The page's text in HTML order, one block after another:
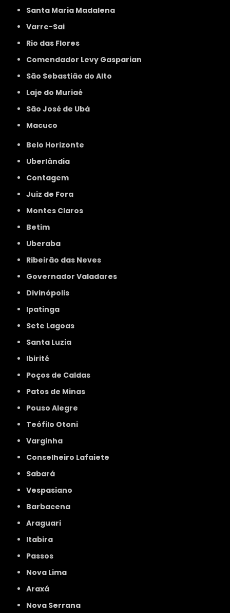
Santa Maria Madalena
Varre-Sai
Rio das Flores
Comendador Levy Gasparian
São Sebastião do Alto
Laje do Muriaé
São José de Ubá
Macuco
Belo Horizonte
Uberlândia
Contagem
Juiz de Fora
Montes Claros
Betim
Uberaba
Ribeirão das Neves
Governador Valadares
Divinópolis
Ipatinga
Sete Lagoas
Santa Luzia
Ibirité
Poços de Caldas
Patos de Minas
Pouso Alegre
Teófilo Otoni
Varginha
Conselheiro Lafaiete
Sabará
Vespasiano
Barbacena
Araguari
Itabira
Passos
Nova Lima
Araxá
Nova Serrana